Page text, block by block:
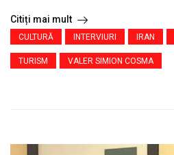
Citiți mai mult
CULTURĂ INTERVIURI IRAN
TURISM VALER SIMION COSMA